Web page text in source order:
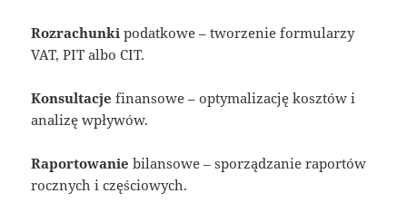
Rozrachunki podatkowe – tworzenie formularzy
VAT, PIT albo CIT.
Konsultacje finansowe – optymalizację kosztów i
analizę wpływów.
Raportowanie bilansowe – sporządzanie raportów
rocznych i częściowych.